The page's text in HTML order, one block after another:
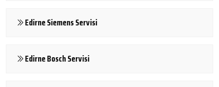
Edirne Siemens Servisi
Edirne Bosch Servisi